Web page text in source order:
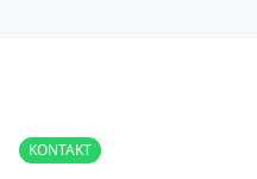
KONTAKT